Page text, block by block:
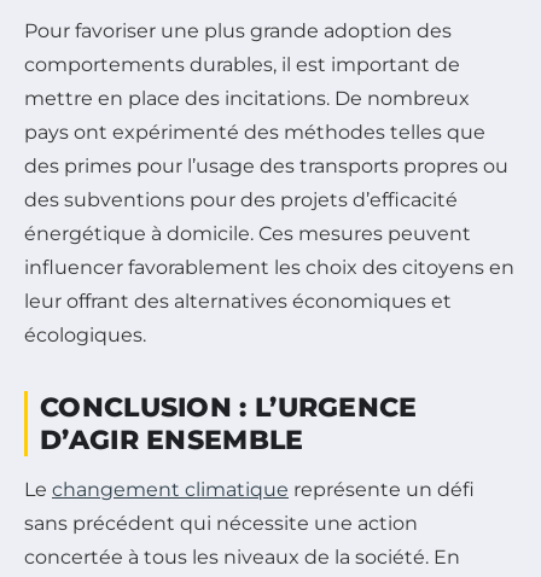
Pour favoriser une plus grande adoption des
comportements durables, il est important de
mettre en place des incitations. De nombreux
pays ont expérimenté des méthodes telles que
des primes pour l’usage des transports propres ou
des subventions pour des projets d’efficacité
énergétique à domicile. Ces mesures peuvent
influencer favorablement les choix des citoyens en
leur offrant des alternatives économiques et
écologiques.
CONCLUSION : L’URGENCE
D’AGIR ENSEMBLE
Le changement climatique représente un défi
sans précédent qui nécessite une action
concertée à tous les niveaux de la société. En